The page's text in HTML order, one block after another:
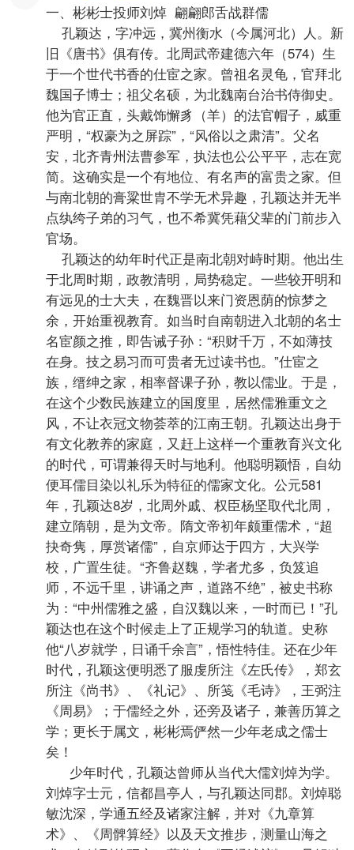
一、彬彬士投师刘焯 翩翩郎舌战群儒
孔颖达，字冲远，冀州衡水（今属河北）人。新
旧《唐书》俱有传。北周武帝建德六年（574）生
于一个世代书香的仕宦之家。曾祖名灵龟，官拜北
魏国子博士；祖父名硕，为北魏南台治书侍御史。
他为官正直，头戴饰懈豸（羊）的法官帽子，威重
严明，“权豪为之屏踪”，“风俗以之肃清”。父名
安，北齐青州法曹参军，执法也公公平平，志在宽
简。这确实是一个有地位、有名声的富贵之家。但
与南北朝的膏粱世胄不学无术异趣，孔颖达并无半
点纨绔子弟的习气，也不希冀凭藉父辈的门前步入
官场。
孔颖达的幼年时代正是南北朝对峙时期。他出生
于北周时期，政教清明，局势稳定。一些较开明和
有远见的士大夫，在魏晋以来门资恩荫的惊梦之
余，开始重视教育。如当时自南朝进入北朝的名士
名宦颜之推，即告诫子孙：“积财千万，不如薄技
在身。技之易习而可贵者无过读书也。”仕宦之
族，缙绅之家，相率督课子孙，教以儒业。于是，
在这个少数民族建立的国度里，居然儒雅重文之
风，不让衣冠文物荟萃的江南王朝。孔颖达出身于
有文化教养的家庭，又赶上这样一个重教育兴文化
的时代，可谓兼得天时与地利。他聪明颖悟，自幼
便耳儒目染以礼乐为特征的儒家文化。公元581
年，孔颖达8岁，北周外戚、权臣杨坚取代北周，
建立隋朝，是为文帝。隋文帝初年颇重儒术，“超
抉奇隽，厚赏诸儒”，自京师达于四方，大兴学
校，广置生徒。“齐鲁赵魏，学者尤多，负笈追
师，不远千里，讲诵之声，道路不绝”，被史书称
为：“中州儒雅之盛，自汉魏以来，一时而已！”孔
颖达也在这个时候走上了正规学习的轨道。史称
他“八岁就学，日诵千余言”，悟性特佳。还在少年
时代，孔颖这便明悉了服虔所注《左氏传》，郑玄
所注《尚书》、《礼记》、所笺《毛诗》，王弼注
《周易》；于儒经之外，还旁及诸子，兼善历算之
学；更长于属文，彬彬焉俨然一少年老成之儒士
矣！
少年时代，孔颖达曾师从当代大儒刘焯为学。
刘焯字士元，信都昌亭人，与孔颖达同郡。刘焯聪
敏沈深，学通五经及诸家注解，并对《九章算
术》、《周髀算经》以及天文推步，测量山海之